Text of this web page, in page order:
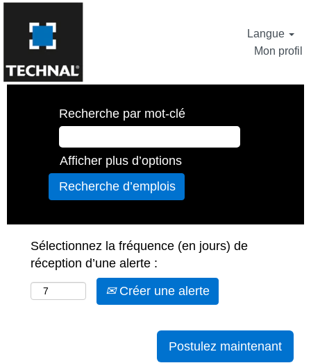
Langue
Mon profil
Recherche par mot-clé
Afficher plus d’options
Sélectionnez la fréquence (en jours) de
réception d’une alerte :
Créer une alerte
Postulez maintenant